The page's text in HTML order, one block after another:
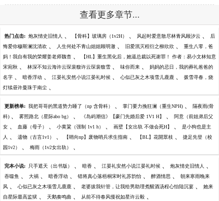
查看更多章节...
热门点击: 炮灰情史旧情人 、 【骨科】玻璃房（1v2H） 、 风起时爱意散尽林青风顾汐云 、 后
悔爱你穆斯澜沈清欢 、 人生何处不青山姐姐顾明澈 、 旧爱泯灭程衍之柳欣欣 、 重生八零，爸
妈！我自有我的荣耀姜老师魏杳 、 【HL】重生黑化后，她逼总裁以死谢罪！ 作者：易小文林知意
宋宛秋 、 林深不知云海许云琛裴馥许云琛裴馥雪 、 味你而来 、 妈妈的忌日，我的葬礼爸爸的
名字 、 暗香浮动 、 江晏礼安然小说江晏礼时候 、 心似已灰之木项雪儿鹿鹿 、 拨雪寻春，烧
灯续昼许曼珠于南尘 、
更新榜单: 我把哥哥的黑道势力睡了（np 含骨科） 、 掌门要力挽狂澜（重生NPH) 、 隔夜雨(骨
科) 、 雾照路北（星际abo bg） 、 《岛屿潮信》【豪门先婚后爱 1V1 H】 、 阿意（前姐弟后父
女 、 血藤（母子） 、 小黄粱（强制 1v1 h） 、 画壁【女出轨 不做会死H】 、 是小狗也是主
人 、 遗物（古言1v1） 、 【哨向np】废物哨兵求生指南 、 【BL】花開眾枝 、 捷足先登（校
园1v2） 、 梅雨（1v2女出轨） 、
完本小说: 只手遮天（出书版） 、 暗香 、 江晏礼安然小说江晏礼时候 、 炮灰情史旧情人 、
吞噬鱼 、 大祸 、 暗香浮动 、 错将真心落梧桐宋时礼苏韵怡 、 醉酒情思 、 朝来寒雨晚来
风 、 心似已灰之木项雪儿鹿鹿 、 老婆拔我针管，让我给男助理煮醒酒汤程心怡陆沉宴 、 她来
自星际最高监狱 、 天鹅奏鸣曲 、 从前不待春风慢祝如星许云毅 、